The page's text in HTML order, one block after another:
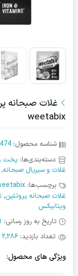
weetabix
شناسه محصول:
دسته‌بندی‌ها: پخت
غلات و سیریال صبحانه,
برچسب‌ها:
غلات صبحانه پروتئین,
ویتابیکس
تاریخ به روز رسانی:
تعداد بازدید: 2,286 بازدید
ویژگی های محصول: